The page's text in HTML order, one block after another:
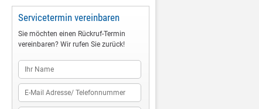
Servicetermin vereinbaren
Sie möchten einen Rückruf-Termin
vereinbaren? Wir rufen Sie zurück!